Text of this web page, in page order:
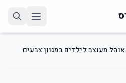
אוהל מעוצב לילדים במגוון צבעים